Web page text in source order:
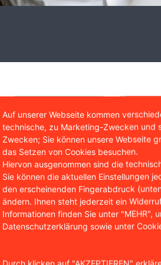
jeder ist
Regelungen des Urheberrechts (
Auf unserer Webseite kommen
technische, zu Marketing-Zwecken und
Zwecken; Sie können unsere Webseite
das Setzen von Cookies besuchen.
Hiervon ausgenommen sind die
Sie können die aktuellen Einstellungen
den erscheinenden Fingerabdruck
ändern. Ihnen steht jederzeit ein
Informationen finden Sie unter "MEHR",
Datenschutzerklärung sowie unter